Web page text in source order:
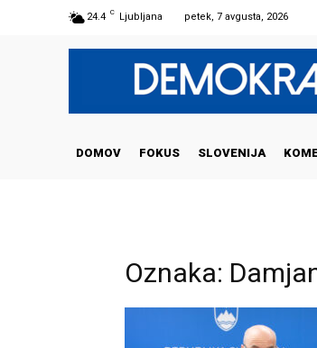
24.4 C Ljubljana petek, 7 avgusta, 2026
DOMOV FOKUS SLOVENIJA
Oznaka: